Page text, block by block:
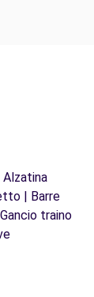
| Barre
traino